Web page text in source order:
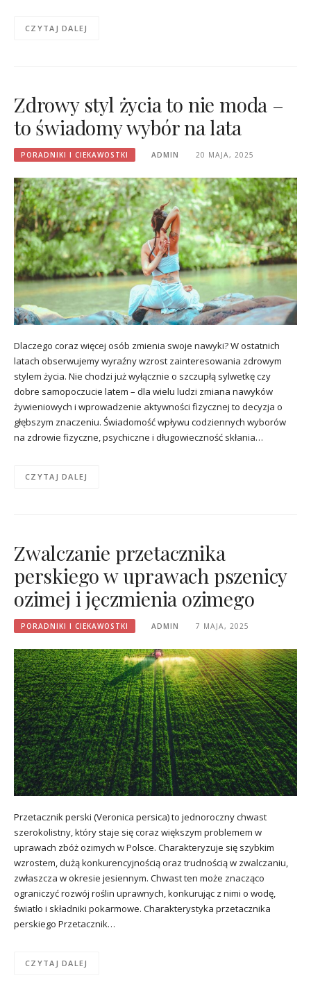
CZYTAJ DALEJ
Zdrowy styl życia to nie moda –
to świadomy wybór na lata
PORADNIKI I CIEKAWOSTKI ADMIN 20 MAJA, 2025
Dlaczego coraz więcej osób zmienia swoje nawyki? W ostatnich
latach obserwujemy wyraźny wzrost zainteresowania zdrowym
stylem życia. Nie chodzi już wyłącznie o szczupłą sylwetkę czy
dobre samopoczucie latem – dla wielu ludzi zmiana nawyków
żywieniowych i wprowadzenie aktywności fizycznej to decyzja o
głębszym znaczeniu. Świadomość wpływu codziennych wyborów
na zdrowie fizyczne, psychiczne i długowieczność skłania…
CZYTAJ DALEJ
Zwalczanie przetacznika
perskiego w uprawach pszenicy
ozimej i jęczmienia ozimego
PORADNIKI I CIEKAWOSTKI ADMIN 7 MAJA, 2025
Przetacznik perski (Veronica persica) to jednoroczny chwast
szerokolistny, który staje się coraz większym problemem w
uprawach zbóż ozimych w Polsce. Charakteryzuje się szybkim
wzrostem, dużą konkurencyjnością oraz trudnością w zwalczaniu,
zwłaszcza w okresie jesiennym. Chwast ten może znacząco
ograniczyć rozwój roślin uprawnych, konkurując z nimi o wodę,
światło i składniki pokarmowe. Charakterystyka przetacznika
perskiego Przetacznik…
CZYTAJ DALEJ